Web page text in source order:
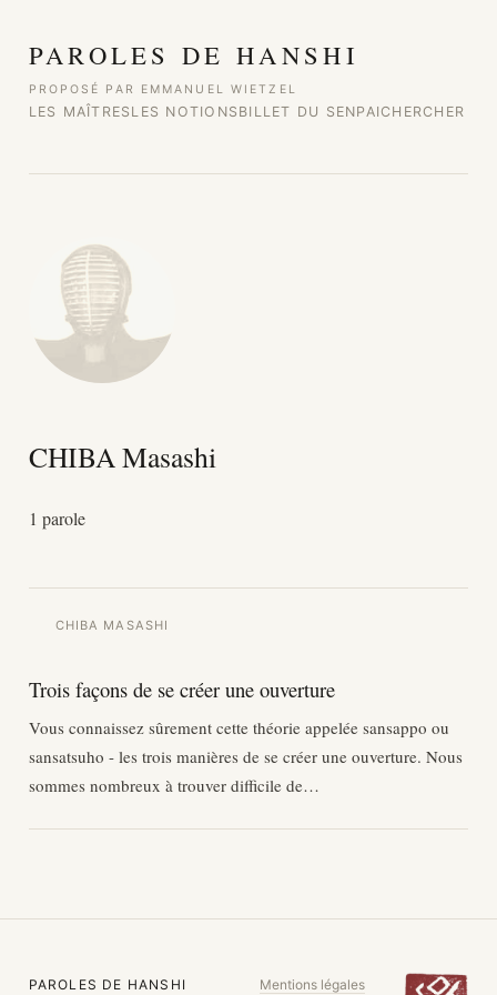
PAROLES DE HANSHI
PROPOSÉ PAR EMMANUEL WIETZEL
LES MAÎTRES LES NOTIONS BILLET DU SENPAICHERCHER
CHIBA Masashi
1 parole
CHIBA MASASHI
Trois façons de se créer une ouverture
Vous connaissez sûrement cette théorie appelée sansappo ou
sansatsuho - les trois manières de se créer une ouverture. Nous
sommes nombreux à trouver difficile de…
PAROLES DE HANSHI Mentions légales